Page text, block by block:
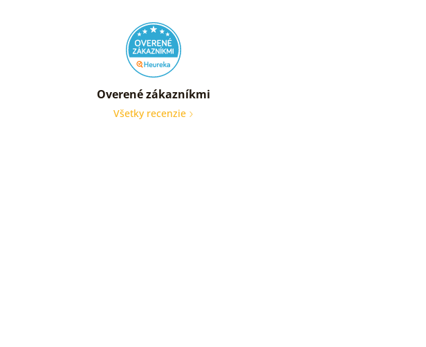
Overené zákazníkmi
Všetky recenzie